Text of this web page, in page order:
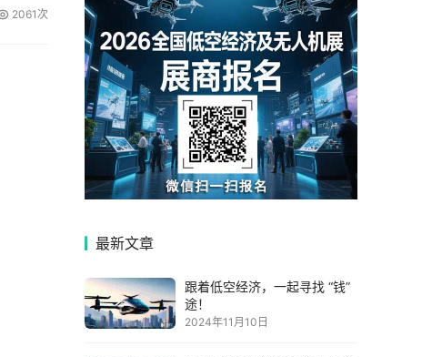
2061次
最新文章
跟着低空经济，一起寻找 “钱”
途！
2024年11月10日